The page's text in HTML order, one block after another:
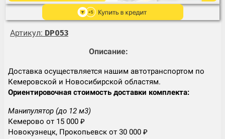
Артикул: DP053
Описание:
Доставка осуществляется нашим автотранспортом по
Кемеровской и Новосибирской областям.
Ориентировочная стоимость доставки комплекта:
Манипулятор (до 12 м3)
Кемерово от 15 000 ₽
Новокузнецк, Прокопьевск от 30 000 ₽